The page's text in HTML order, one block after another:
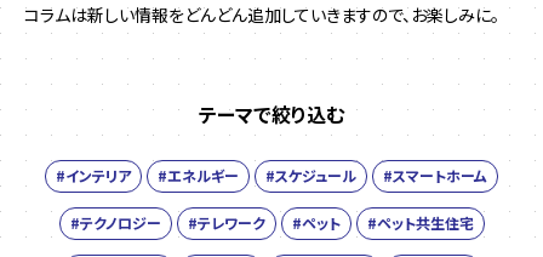
コラムは新しい情報をどんどん追加していきますので、お楽しみに。
テーマで絞り込む
#インテリア #エネルギー #スケジュール #スマートホーム
#テクノロジー #テレワーク #ペット #ペット共生住宅